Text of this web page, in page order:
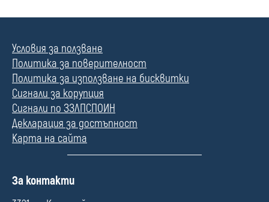
Условия за ползване
Политика за поверителност
Политика за използване на бисквитки
Сигнали за корупция
Сигнали по ЗЗЛПСПОИН
Декларация за достъпност
Карта на сайта
П
За контакти